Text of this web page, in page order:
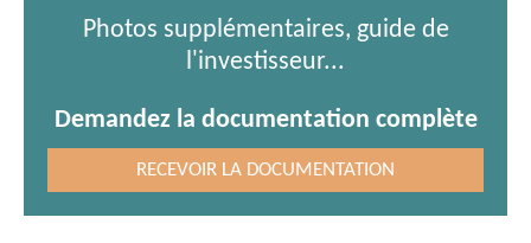
Photos supplémentaires, guide de
l'investisseur...
Demandez la documentation complète
RECEVOIR LA DOCUMENTATION